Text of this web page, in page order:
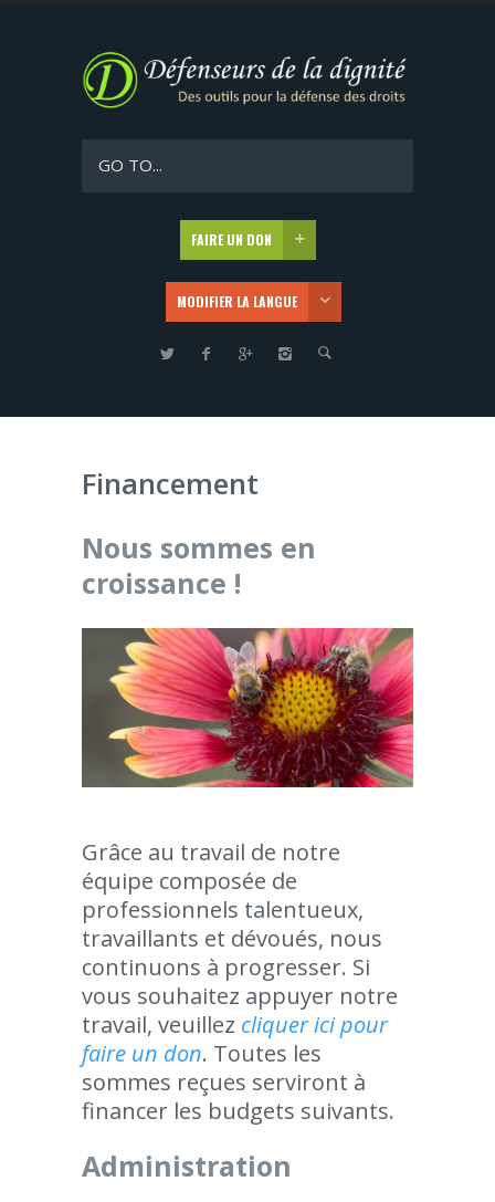
GO TO...
FAIRE UN DON
MODIFIER LA LANGUE
Financement
Nous sommes en
croissance !
Grâce au travail de notre
équipe composée de
professionnels talentueux,
travaillants et dévoués, nous
continuons à progresser. Si
vous souhaitez appuyer notre
travail, veuillez cliquer ici pour
faire un don. Toutes les
sommes reçues serviront à
financer les budgets suivants.
Administration